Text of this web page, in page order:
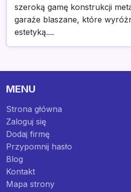
szeroką gamę konstrukcji
garaże blaszane, które
estetyką....
MENU
Strona główna
Zaloguj się
Dodaj firmę
Przypomnij hasło
Blog
Kontakt
Mapa strony